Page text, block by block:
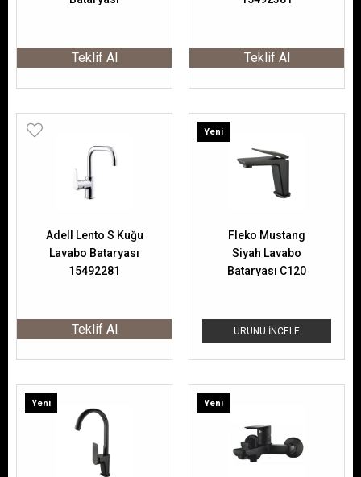
Teklif Al Teklif Al
Adell Lento S Kuğu
Lavabo Bataryası
15492281
Teklif Al ÜRÜNÜ İNCELE
Fleko Mustang
Siyah Lavabo
Bataryası C120
Yeni
Yeni
Yeni